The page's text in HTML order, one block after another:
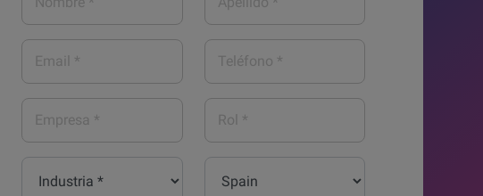
Email
Teléfono
Empresa
Rol
Industria
País*